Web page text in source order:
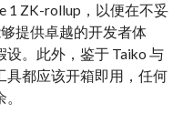
1 ZK-rollup，以便在不妥
提供卓越的开发者体
。此外，鉴于 Taiko 与
具都应该开箱即用，任何